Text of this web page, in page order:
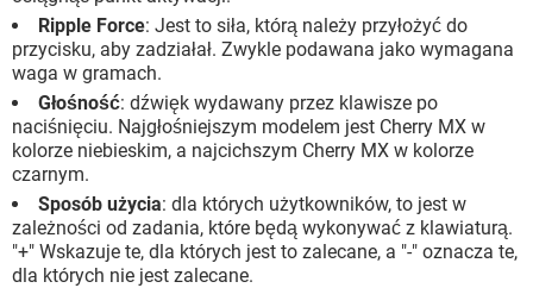
Ripple Force: Jest to siła, którą należy przyłożyć do
przycisku, aby zadziałał. Zwykle podawana jako wymagana
waga w gramach.
Głośność: dźwięk wydawany przez klawisze po
naciśnięciu. Najgłośniejszym modelem jest Cherry MX w
kolorze niebieskim, a najcichszym Cherry MX w kolorze
czarnym.
Sposób użycia: dla których użytkowników, to jest w
zależności od zadania, które będą wykonywać z klawiaturą.
"+" Wskazuje te, dla których jest to zalecane, a "-" oznacza te,
dla których nie jest zalecane.